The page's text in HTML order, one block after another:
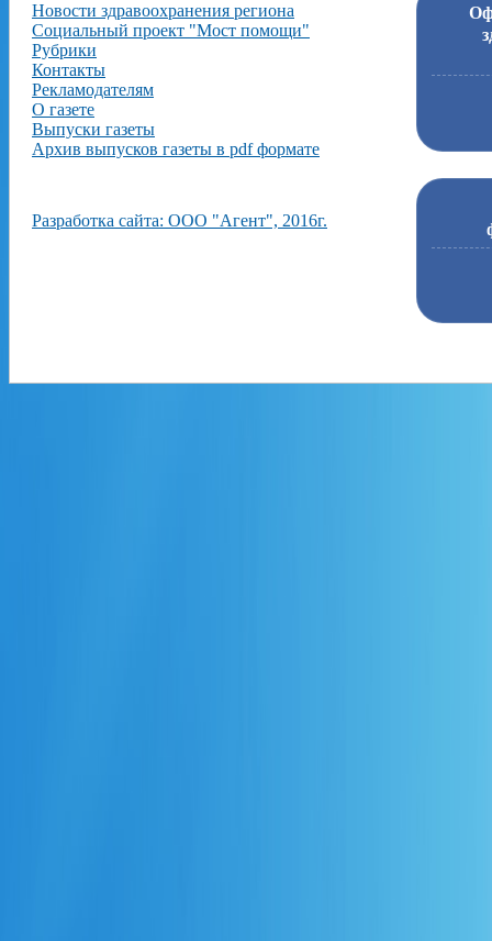
Новости здравоохранения региона
Социальный проект "Мост помощи"
Рубрики
Контакты
Рекламодателям
О газете
Выпуски газеты
Архив выпусков газеты в pdf формате
Разработка сайта: ООО "Агент", 2016г.